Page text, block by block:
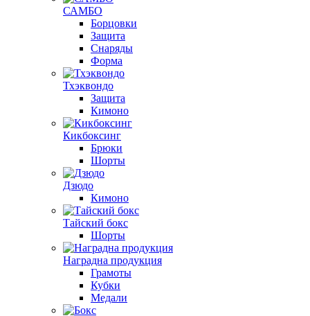
САМБО
Борцовки
Защита
Снаряды
Форма
Тхэквондо
Защита
Кимоно
Кикбоксинг
Брюки
Шорты
Дзюдо
Кимоно
Тайский бокс
Шорты
Наградна продукция
Грамоты
Кубки
Медали